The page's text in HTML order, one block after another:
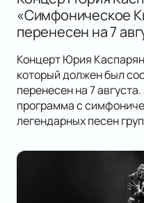
«Симфоническое
перенесен на 7
Концерт Юрия
который должен был
перенесен на 7
программа с
легендарных песен